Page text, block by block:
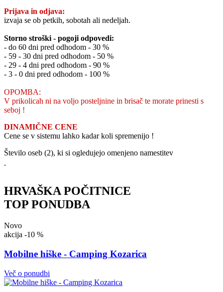
Prijava in odjava:
izvaja se ob petkih, sobotah ali nedeljah.
Storno stroški - pogoji odpovedi:
- do 60 dni pred odhodom - 30 %
- 59 - 30 dni pred odhodom - 50 %
- 29 - 4 dni pred odhodom - 90 %
- 3 - 0 dni pred odhodom - 100 %
OPOMBA:
V prikolicah ni na voljo posteljnine in brisač te morate prinesti s
seboj !
DINAMIČNE CENE
Cene se v sistemu lahko kadar koli spremenijo !
Število oseb (2), ki si ogledujejo omenjeno namestitev
HRVAŠKA POČITNICE
TOP PONUDBA
Novo
akcija -10 %
Mobilne hiške - Camping Kozarica
Več o ponudbi